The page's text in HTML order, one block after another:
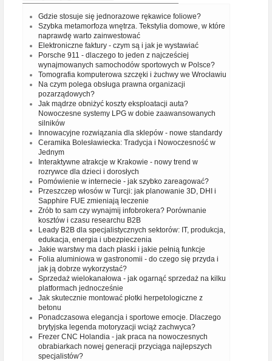
Gdzie stosuje się jednorazowe rękawice foliowe?
Szybka metamorfoza wnętrza. Tekstylia domowe, w które
naprawdę warto zainwestować
Elektroniczne faktury - czym są i jak je wystawiać
Porsche 911 - dlaczego to jeden z najcześciej
wynajmowanych samochodów sportowych w Polsce?
Tomografia komputerowa szczęki i żuchwy we Wrocławiu
Na czym polega obsługa prawna organizacji
pozarządowych?
Jak mądrze obniżyć koszty eksploatacji auta?
Nowoczesne systemy LPG w dobie zaawansowanych
silników
Innowacyjne rozwiązania dla sklepów - nowe standardy
Ceramika Bolesławiecka: Tradycja i Nowoczesność w
Jednym
Interaktywne atrakcje w Krakowie - nowy trend w
rozrywce dla dzieci i dorosłych
Pomówienie w internecie - jak szybko zareagować?
Przeszczep włosów w Turcji: jak planowanie 3D, DHI i
Sapphire FUE zmieniają leczenie
Zrób to sam czy wynajmij infobrokera? Porównanie
kosztów i czasu researchu B2B
Leady B2B dla specjalistycznych sektorów: IT, produkcja,
edukacja, energia i ubezpieczenia
Jakie warstwy ma dach płaski i jakie pełnią funkcje
Folia aluminiowa w gastronomii - do czego się przyda i
jak ją dobrze wykorzystać?
Sprzedaż wielokanałowa - jak ogarnąć sprzedaż na kilku
platformach jednocześnie
Jak skutecznie montować płotki herpetologiczne z
betonu
Ponadczasowa elegancja i sportowe emocje. Dlaczego
brytyjska legenda motoryzacji wciąż zachwyca?
Frezer CNC Holandia - jak praca na nowoczesnych
obrabiarkach nowej generacji przyciąga najlepszych
specjalistów?